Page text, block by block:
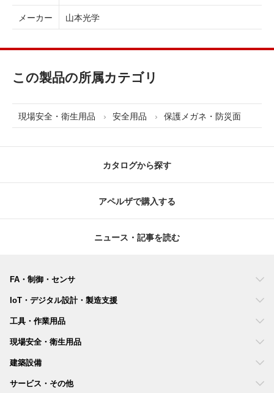
メーカー
山本光学
この製品の所属カテゴリ
現場安全・衛生用品 安全用品 保護メガネ・防災面
カタログから探す
アペルザで購入する
ニュース・記事を読む
FA・制御・センサ
IoT・デジタル設計・製造支援
工具・作業用品
現場安全・衛生用品
建築設備
サービス・その他